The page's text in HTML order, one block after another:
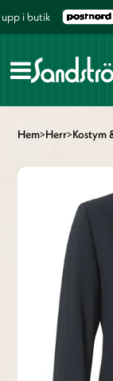
i butik
Hem>Herr>Kostym